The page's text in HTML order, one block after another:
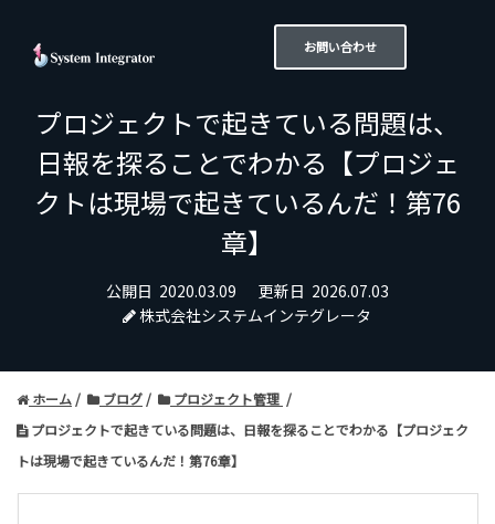
お問い合わせ
プロジェクトで起きている問題は、
日報を探ることでわかる【プロジェ
クトは現場で起きているんだ！第76
章】
公開日 2020.03.09 更新日 2026.07.03
株式会社システムインテグレータ
ホーム ブログ
プロジェクト管理
プロジェクトで起きている問題は、日報を探ることでわかる【プロジェク
トは現場で起きているんだ！第76章】